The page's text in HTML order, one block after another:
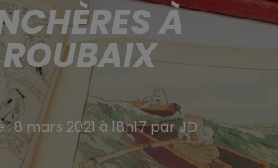
À
ROUBAIX
: 8 mars 2021 à 18h17 par JD